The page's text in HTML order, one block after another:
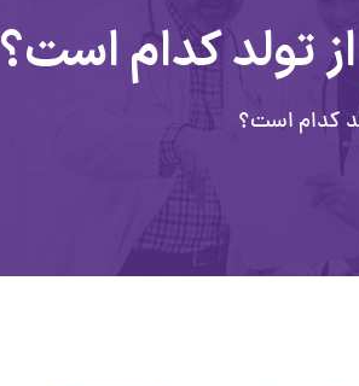
تولد کدام است؟
کدام است؟